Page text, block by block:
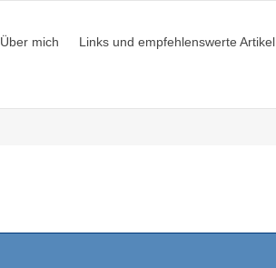
Über mich Links und empfehlenswerte Artikel